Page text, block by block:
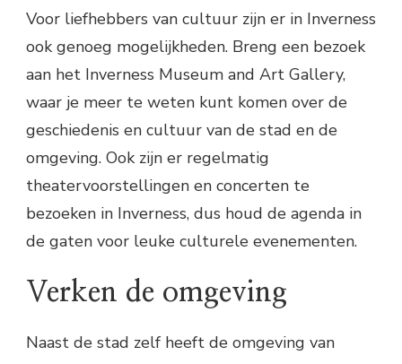
Voor liefhebbers van cultuur zijn er in Inverness
ook genoeg mogelijkheden. Breng een bezoek
aan het Inverness Museum and Art Gallery,
waar je meer te weten kunt komen over de
geschiedenis en cultuur van de stad en de
omgeving. Ook zijn er regelmatig
theatervoorstellingen en concerten te
bezoeken in Inverness, dus houd de agenda in
de gaten voor leuke culturele evenementen.
Verken de omgeving
Naast de stad zelf heeft de omgeving van